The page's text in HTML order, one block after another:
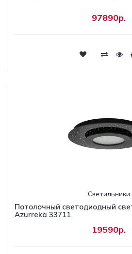
97890р.
Светильники
Потолочный светодиодный
Azurreka 33711
19590р.